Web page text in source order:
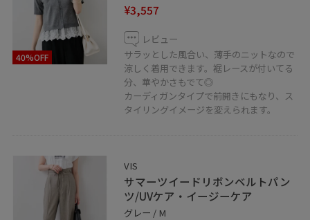
すぐにご覧いただけます◎
参考にしていただけると嬉しいです。
＿＿＿＿＿＿＿＿＿＿＿＿＿＿＿＿＿＿＿＿
LINEで在庫のお問い合わせや商品、
コーディネートのご相談など
是非お気軽にお問い合わせください◎
LINEで二子玉川ライズVISスタッフにご相談は
40%OFF
¥3,557
レビュー
サラッとした風合い、薄手のニットなので
涼しく着用できます。裾レースが付いてる
分、華やかさもでて◎
カーディガンタイプで前開きにもなり、ス
タイリングイメージを変えられます。
VIS
サマーツイードリボンベルトパン
ツ/UVケア・イージーケア
グレー / M